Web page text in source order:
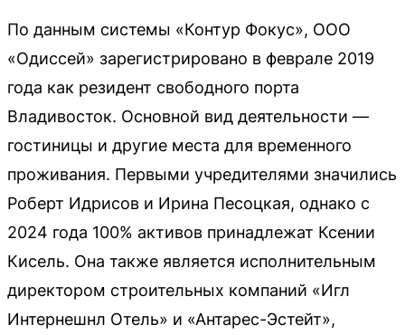
По данным системы «Контур Фокус», ООО
«Одиссей» зарегистрировано в феврале 2019
года как резидент свободного порта
Владивосток. Основной вид деятельности —
гостиницы и другие места для временного
проживания. Первыми учредителями значились
Роберт Идрисов и Ирина Песоцкая, однако с
2024 года 100% активов принадлежат Ксении
Кисель. Она также является исполнительным
директором строительных компаний «Игл
Интернешнл Отель» и «Антарес-Эстейт»,